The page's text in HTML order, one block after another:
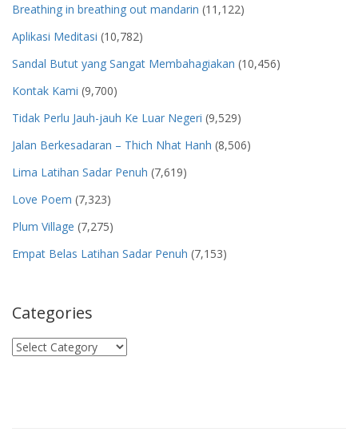
Breathing in breathing out mandarin (11,122)
Aplikasi Meditasi (10,782)
Sandal Butut yang Sangat Membahagiakan (10,456)
Kontak Kami (9,700)
Tidak Perlu Jauh-jauh Ke Luar Negeri (9,529)
Jalan Berkesadaran – Thich Nhat Hanh (8,506)
Lima Latihan Sadar Penuh (7,619)
Love Poem (7,323)
Plum Village (7,275)
Empat Belas Latihan Sadar Penuh (7,153)
Categories
Categories